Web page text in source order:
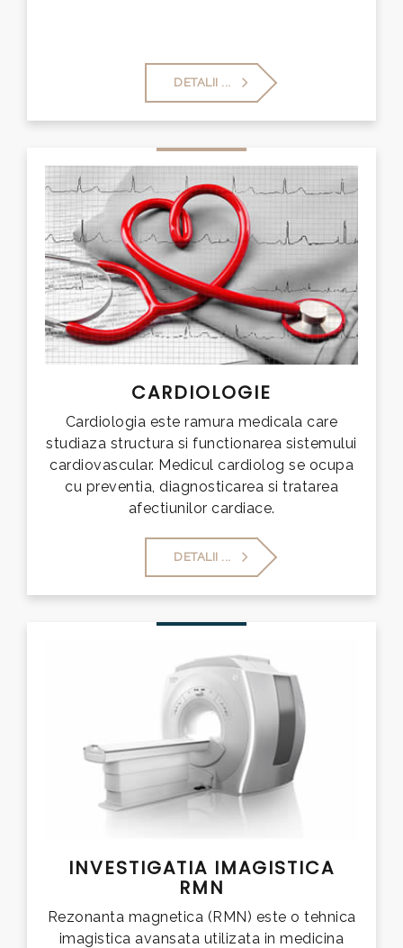
DETALII ...
CARDIOLOGIE
Cardiologia este ramura medicala care
studiaza structura si functionarea sistemului
cardiovascular. Medicul cardiolog se ocupa
cu preventia, diagnosticarea si tratarea
afectiunilor cardiace.
DETALII ...
INVESTIGATIA IMAGISTICA
RMN
Rezonanta magnetica (RMN) este o tehnica
imagistica avansata utilizata in medicina